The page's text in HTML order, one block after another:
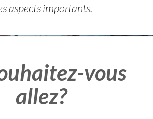
aspects importants.
vous
allez?